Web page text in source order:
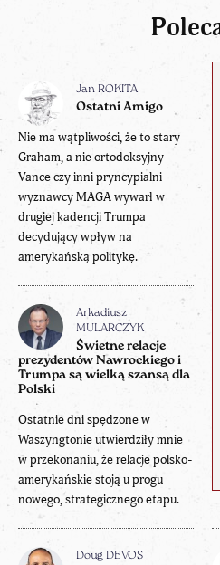
Jan ROKITA
Ostatni Amigo
Nie ma wątpliwości, że to stary
Graham, a nie ortodoksyjny
Vance czy inni pryncypialni
wyznawcy MAGA wywarł w
drugiej kadencji Trumpa
decydujący wpływ na
amerykańską politykę.
Arkadiusz
MULARCZYK
Świetne relacje
prezydentów Nawrockiego i
Trumpa są wielką szansą dla
Polski
Ostatnie dni spędzone w
Waszyngtonie utwierdziły mnie
w przekonaniu, że relacje polsko-
amerykańskie stoją u progu
nowego, strategicznego etapu.
Doug DEVOS